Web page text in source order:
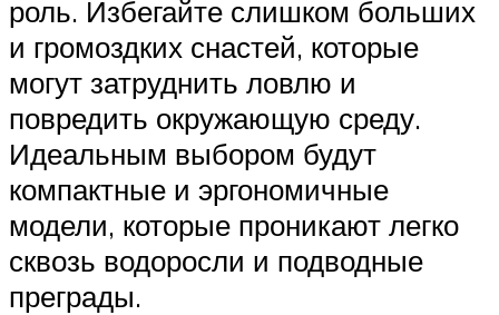
роль. Избегайте слишком больших
и громоздких снастей, которые
могут затруднить ловлю и
повредить окружающую среду.
Идеальным выбором будут
компактные и эргономичные
модели, которые проникают легко
сквозь водоросли и подводные
преграды.